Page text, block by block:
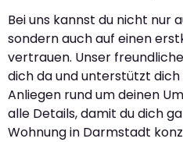
Bei uns kannst du nicht nur
sondern auch auf einen
vertrauen. Unser
dich da und unterstützt
Anliegen rund um deinen
alle Details, damit du dich
Wohnung in Darmstadt